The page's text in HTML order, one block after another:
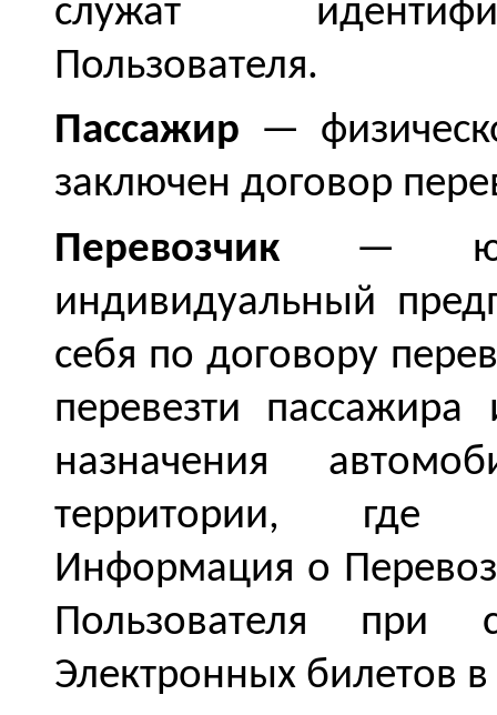
служат
Пользователя.
Пассажир —
заключен договор
Перевозчик—
индивидуальный
себя по договору
перевезти
назначения
территории, где
Информация о
Пользователя при
Электронных билетов